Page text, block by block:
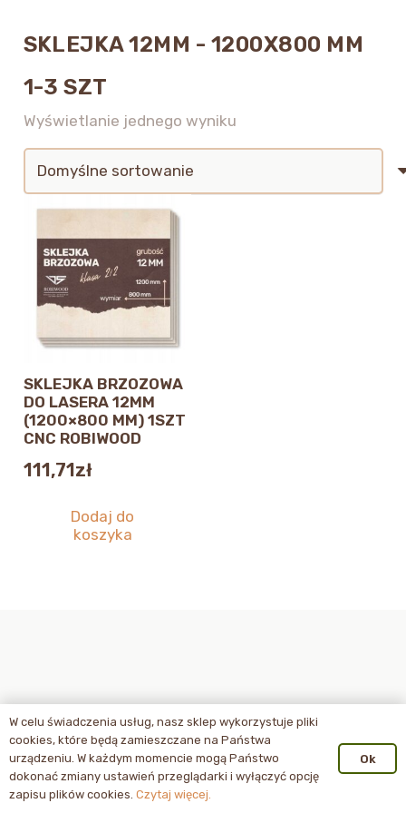
SKLEJKA 12MM - 1200X800 MM
1-3 SZT
Wyświetlanie jednego wyniku
SKLEJKA BRZOZOWA
DO LASERA 12MM
(1200×800 MM) 1SZT
CNC ROBIWOOD
111,71zł
Dodaj do
koszyka
W celu świadczenia usług, nasz sklep wykorzystuje pliki
cookies, które będą zamieszczane na Państwa
urządzeniu. W każdym momencie mogą Państwo
dokonać zmiany ustawień przeglądarki i wyłączyć opcję
zapisu plików cookies. Czytaj więcej.
Ok